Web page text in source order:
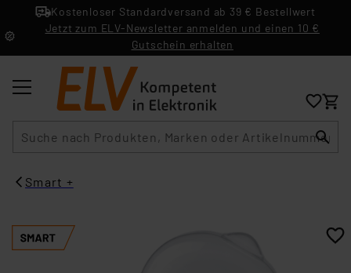
Kostenloser Standardversand ab 39 € Bestellwert
Jetzt zum ELV-Newsletter anmelden und einen 10 €
Gutschein erhalten
Smart +